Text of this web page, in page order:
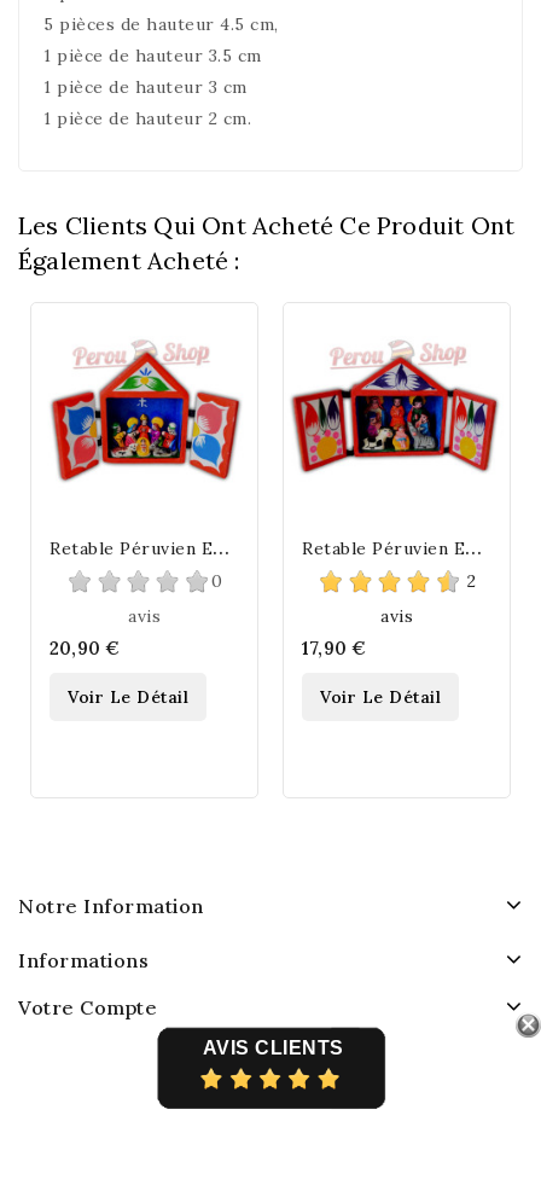
5 pièces de hauteur 4.5 cm,
1 pièce de hauteur 3.5 cm
1 pièce de hauteur 3 cm
1 pièce de hauteur 2 cm.
Les Clients Qui Ont Acheté Ce Produit Ont
Également Acheté :
R
Etable Péruvien En Miniature Modèle Crèche Péruvienne Taille 9 Cm
0
avis
20,90 €
Voir Le Détail
R
Etable Péruvien En Miniature Modèle Crèche Péruvienne Taille 7,5 Cm
2
avis
17,90 €
Voir Le Détail
Notre Information
Informations
Votre Compte
AVIS CLIENTS